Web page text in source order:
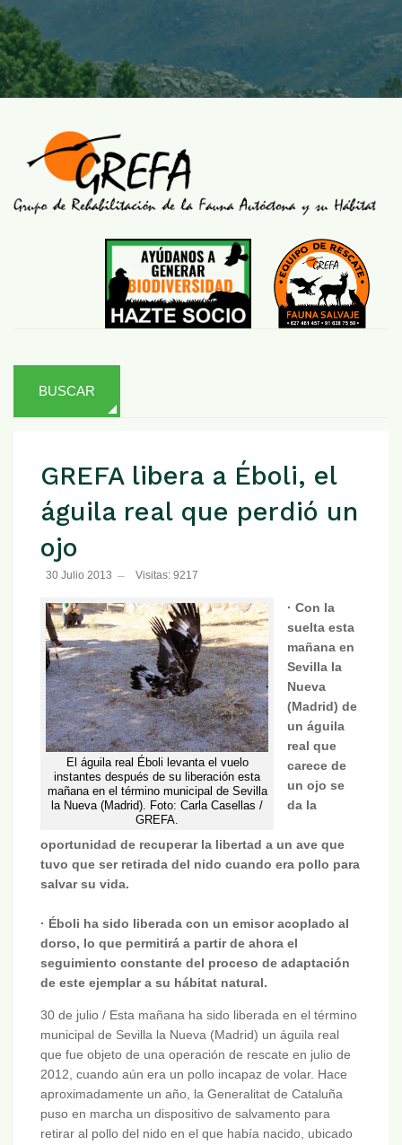
BUSCAR
GREFA libera a Éboli, el
águila real que perdió un
ojo
30 Julio 2013 Visitas: 9217
El águila real Éboli levanta el vuelo
instantes después de su liberación esta
mañana en el término municipal de Sevilla
la Nueva (Madrid). Foto: Carla Casellas /
GREFA.
· Con la
suelta esta
mañana en
Sevilla la
Nueva
(Madrid) de
un águila
real que
carece de
un ojo se
da la
oportunidad de recuperar la libertad a un ave que
tuvo que ser retirada del nido cuando era pollo para
salvar su vida.
· Éboli ha sido liberada con un emisor acoplado al
dorso, lo que permitirá a partir de ahora el
seguimiento constante del proceso de adaptación
de este ejemplar a su hábitat natural.
30 de julio / Esta mañana ha sido liberada en el término
municipal de Sevilla la Nueva (Madrid) un águila real
que fue objeto de una operación de rescate en julio de
2012, cuando aún era un pollo incapaz de volar. Hace
aproximadamente un año, la Generalitat de Cataluña
puso en marcha un dispositivo de salvamento para
retirar al pollo del nido en el que había nacido, ubicado